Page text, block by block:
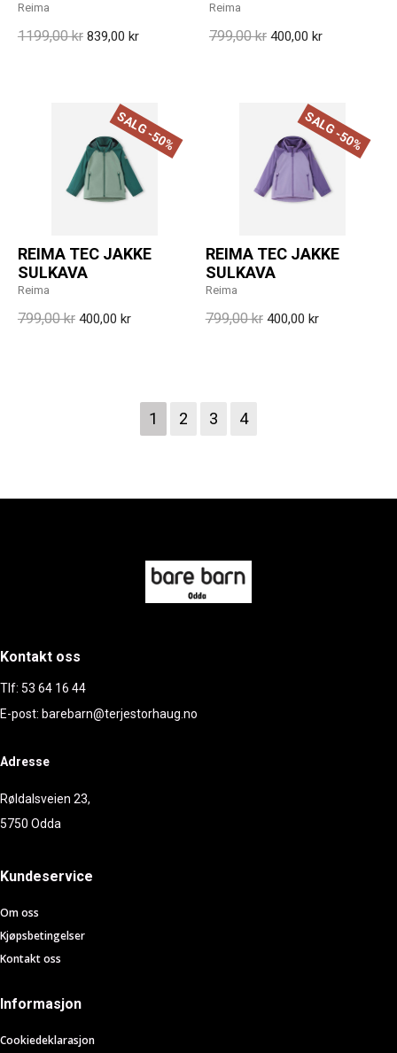
Reima
1199,00 kr 839,00 kr
Reima
799,00 kr 400,00 kr
REIMA TEC JAKKE
SULKAVA
Reima
799,00 kr 400,00 kr
SALG -50%
REIMA TEC JAKKE
SULKAVA
Reima
799,00 kr 400,00 kr
SALG -50%
1 2 3 4
Kontakt oss
Tlf: 53 64 16 44
E-post: barebarn@terjestorhaug.no
Adresse
Røldalsveien 23,
5750 Odda
Kundeservice
Om oss
Kjøpsbetingelser
Kontakt oss
Informasjon
Cookiedeklarasjon